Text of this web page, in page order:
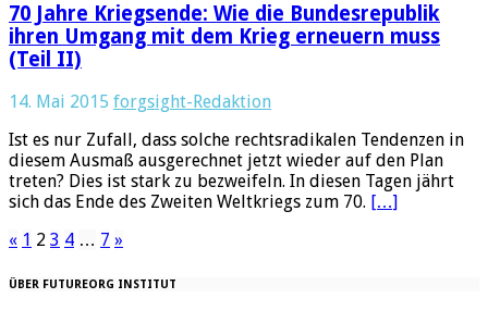
70 Jahre Kriegsende: Wie die Bundesrepublik
ihren Umgang mit dem Krieg erneuern muss
(Teil II)
14. Mai 2015 forgsight-Redaktion
Ist es nur Zufall, dass solche rechtsradikalen Tendenzen in
diesem Ausmaß ausgerechnet jetzt wieder auf den Plan
treten? Dies ist stark zu bezweifeln. In diesen Tagen jährt
sich das Ende des Zweiten Weltkriegs zum 70. […]
« 1 2 3 4 … 7 »
ÜBER FUTUREORG INSTITUT